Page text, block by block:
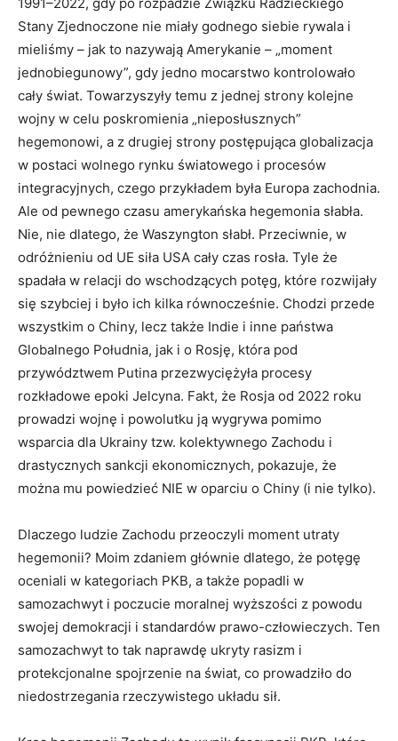
1991–2022, gdy po rozpadzie Związku Radzieckiego
Stany Zjednoczone nie miały godnego siebie rywala i
mieliśmy – jak to nazywają Amerykanie – „moment
jednobiegunowy”, gdy jedno mocarstwo kontrolowało
cały świat. Towarzyszyły temu z jednej strony kolejne
wojny w celu poskromienia „nieposłusznych”
hegemonowi, a z drugiej strony postępująca globalizacja
w postaci wolnego rynku światowego i procesów
integracyjnych, czego przykładem była Europa zachodnia.
Ale od pewnego czasu amerykańska hegemonia słabła.
Nie, nie dlatego, że Waszyngton słabł. Przeciwnie, w
odróżnieniu od UE siła USA cały czas rosła. Tyle że
spadała w relacji do wschodzących potęg, które rozwijały
się szybciej i było ich kilka równocześnie. Chodzi przede
wszystkim o Chiny, lecz także Indie i inne państwa
Globalnego Południa, jak i o Rosję, która pod
przywództwem Putina przezwyciężyła procesy
rozkładowe epoki Jelcyna. Fakt, że Rosja od 2022 roku
prowadzi wojnę i powolutku ją wygrywa pomimo
wsparcia dla Ukrainy tzw. kolektywnego Zachodu i
drastycznych sankcji ekonomicznych, pokazuje, że
można mu powiedzieć NIE w oparciu o Chiny (i nie tylko).
Dlaczego ludzie Zachodu przeoczyli moment utraty
hegemonii? Moim zdaniem głównie dlatego, że potęgę
oceniali w kategoriach PKB, a także popadli w
samozachwyt i poczucie moralnej wyższości z powodu
swojej demokracji i standardów prawo-człowieczych. Ten
samozachwyt to tak naprawdę ukryty rasizm i
protekcjonalne spojrzenie na świat, co prowadziło do
niedostrzegania rzeczywistego układu sił.